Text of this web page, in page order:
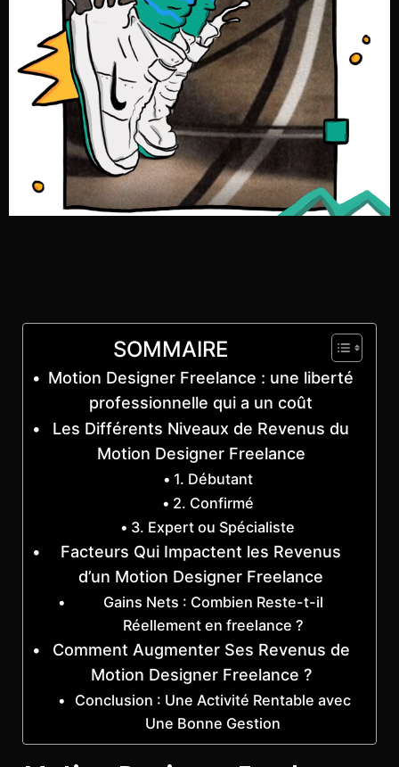
SOMMAIRE
Motion Designer Freelance : une liberté
professionnelle qui a un coût
Les Différents Niveaux de Revenus du
Motion Designer Freelance
1. Débutant
2. Confirmé
3. Expert ou Spécialiste
Facteurs Qui Impactent les Revenus
d’un Motion Designer Freelance
Gains Nets : Combien Reste-t-il
Réellement en freelance ?
Comment Augmenter Ses Revenus de
Motion Designer Freelance ?
Conclusion : Une Activité Rentable avec
Une Bonne Gestion